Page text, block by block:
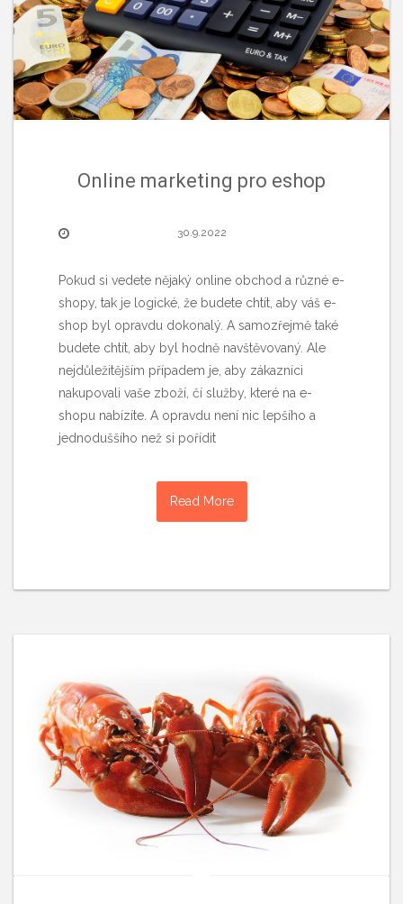
Online marketing pro eshop
30.9.2022
Pokud si vedete nějaký online obchod a různé e-
shopy, tak je logické, že budete chtít, aby váš e-
shop byl opravdu dokonalý. A samozřejmě také
budete chtít, aby byl hodně navštěvovaný. Ale
nejdůležitějším případem je, aby zákazníci
nakupovali vaše zboží, čí služby, které na e-
shopu nabízíte. A opravdu není nic lepšího a
jednoduššího než si pořídit
Read More